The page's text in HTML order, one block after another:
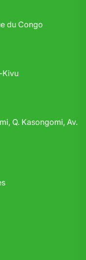
du Congo
Kivu
Q. Kasongomi, Av.